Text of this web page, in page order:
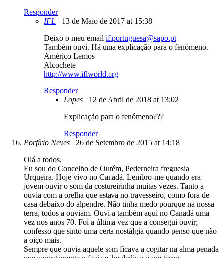
Responder
IFL
13 de Maio de 2017 at 15:38
Deixo o meu email iflportuguesa@sapo.pt
Também ouvi. Há uma explicação para o fenómeno.
Américo Lemos
Alcochete
http://www.iflworld.org
Responder
Lopes
12 de Abril de 2018 at 13:02
Explicação para o fenómeno???
Responder
Porfírio Neves
26 de Setembro de 2015 at 14:18
Olá a todos,
Eu sou do Concelho de Ourém, Pederneira freguesia
Urqueira. Hoje vivo no Canadá. Lembro-me quando era
jovem ouvir o som da costureirinha muitas vezes. Tanto a
ouvia com a orelha que estava no travesseiro, como fora de
casa debaixo do alpendre. Não tinha medo pourque na nossa
terra, todos a ouviam. Ouvi-a também aqui no Canadá uma
vez nos anos 70. Foi a última vez que a consegui ouvir;
confesso que sinto uma certa nostálgia quando penso que não
a oiço mais.
Sempre que ouvia aquele som ficava a cogitar na alma penada